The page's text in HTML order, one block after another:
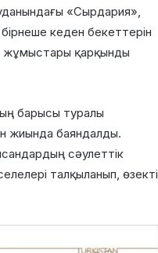
«Сырдария»,
кеден бекеттерін
жұмыстары қарқынды
барысы туралы
жиында баяндалды.
сәулеттік
талқыланып, өзекті